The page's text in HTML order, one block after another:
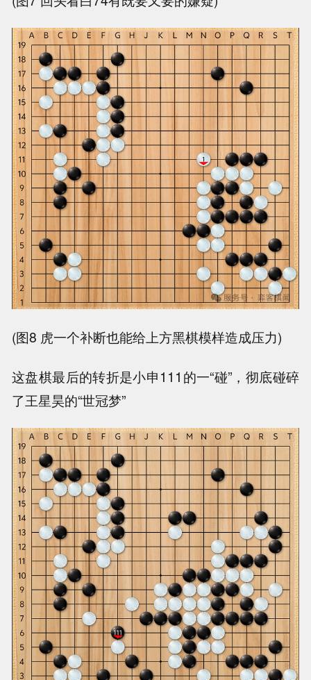
(图8 虎一个补断也能给上方黑棋模样造成压力)
这盘棋最后的转折是小申111的一“碰”，彻底碰碎
了王星昊的“世冠梦”